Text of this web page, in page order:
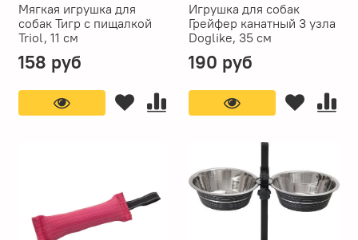
Мягкая игрушка для
собак Тигр с пищалкой
Triol, 11 см
158 руб
Игрушка для собак
Грейфер канатный 3 узла
Doglike, 35 см
190 руб